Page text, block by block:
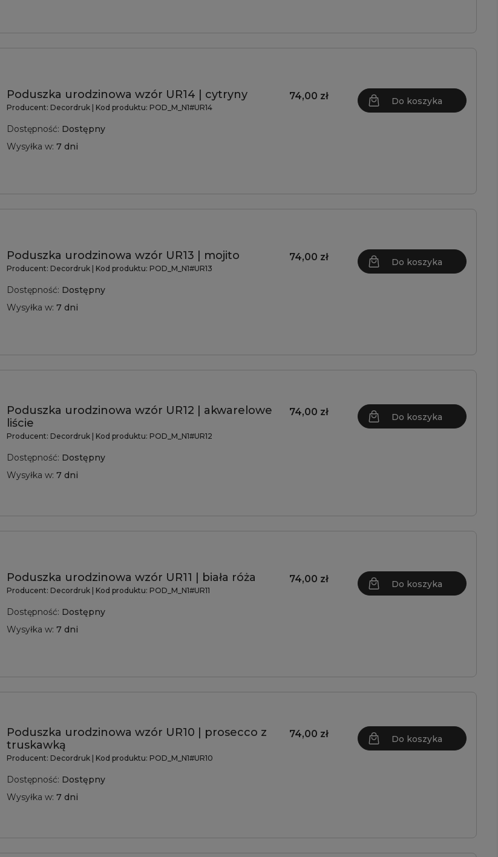
Poduszka urodzinowa wzór UR14 | cytryny
Producent: Decordruk | Kod produktu: POD_M_N1#UR14
Dostępność: Dostępny
Wysyłka w: 7 dni
74,00 zł Do koszyka
Poduszka urodzinowa wzór UR13 | mojito
Producent: Decordruk | Kod produktu: POD_M_N1#UR13
Dostępność: Dostępny
Wysyłka w: 7 dni
74,00 zł Do koszyka
Poduszka urodzinowa wzór UR12 | akwarelowe
liście
Producent: Decordruk | Kod produktu: POD_M_N1#UR12
Dostępność: Dostępny
Wysyłka w: 7 dni
74,00 zł Do koszyka
Poduszka urodzinowa wzór UR11 | biała róża
Producent: Decordruk | Kod produktu: POD_M_N1#UR11
Dostępność: Dostępny
Wysyłka w: 7 dni
74,00 zł Do koszyka
Poduszka urodzinowa wzór UR10 | prosecco z
truskawką
Producent: Decordruk | Kod produktu: POD_M_N1#UR10
Dostępność: Dostępny
Wysyłka w: 7 dni
74,00 zł Do koszyka